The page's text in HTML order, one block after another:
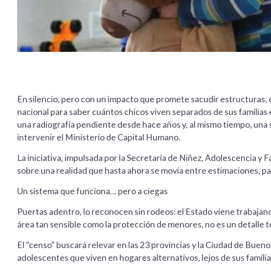
En silencio, pero con un impacto que promete sacudir
nacional para saber cuántos chicos viven separados de sus
una radiografía pendiente desde hace años y, al mismo tiempo,
intervenir el Ministerio de Capital Humano.
La iniciativa, impulsada por la Secretaría de Niñez, Adolescencia y
sobre una realidad que hasta ahora se movía entre estimaciones,
Un sistema que funciona… pero a ciegas
Puertas adentro, lo reconocen sin rodeos: el Estado viene
área tan sensible como la protección de menores, no es un
El "censo" buscará relevar en las 23 provincias y la Ciudad de
adolescentes que viven en hogares alternativos, lejos de sus